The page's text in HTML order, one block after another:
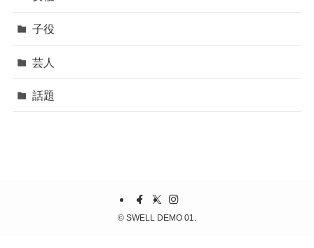
子役
芸人
話題
© SWELL DEMO 01.